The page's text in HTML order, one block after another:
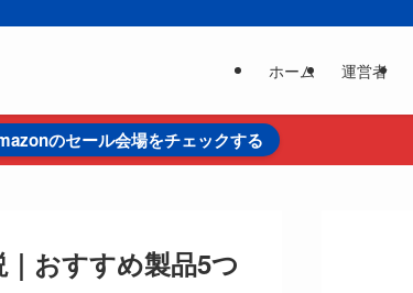
ホーム 運営者
のセール会場をチェックする
おすすめ製品5つ